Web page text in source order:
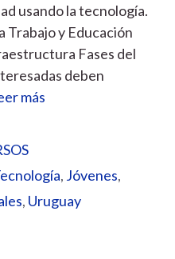
usando la tecnología.
Trabajo y Educación
Fases del
deben
más
, Jóvenes,
, Uruguay